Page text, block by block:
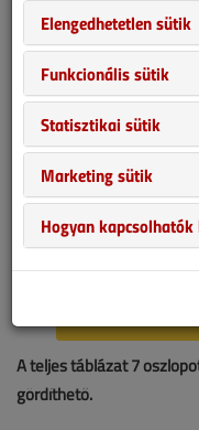
A teljes táblázat 7
gördíthető.
Elengedhetetlen sütik
Funkcionális sütik
Statisztikai sütik
Marketing sütik
Hogyan